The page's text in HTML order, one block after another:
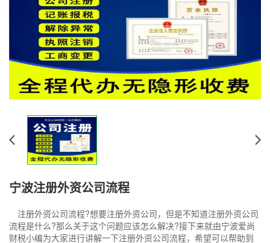
宁波注册外资公司流程
注册外资公司流程?想要注册外资公司，但是不知道注册外资公司
流程是什么?那么关于这个问题应该怎么解决?接下来就由宁波爱尚
财税小编为大家进行讲解一下注册外资公司流程，希望可以帮助到